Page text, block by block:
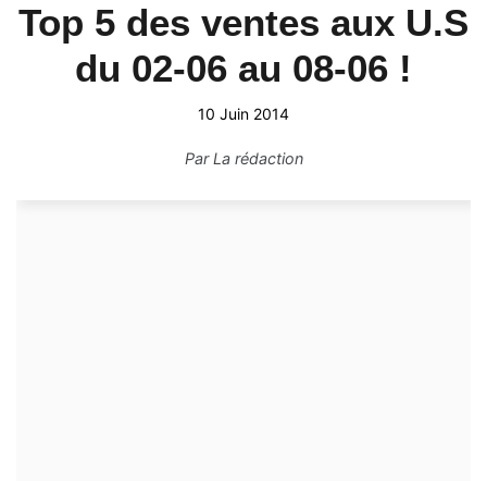
Top 5 des ventes aux U.S
du 02-06 au 08-06 !
10 Juin 2014
ParLa rédaction